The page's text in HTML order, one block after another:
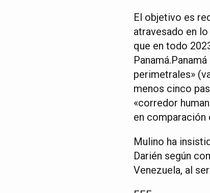
El objetivo es
atravesado en
que en todo
perimetrales»
menos cinco
«corredor
en comparación
Mulino ha
Darién según
Venezuela, al